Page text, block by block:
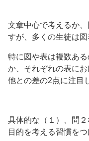
文章中心で考えるか
すが、多くの生徒は図
特に図や表は複数あ
か、それぞれの表に
他との差の2点に注目
具体的な（１）、問
目的を考える習慣を